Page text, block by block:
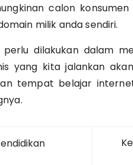
calon
milik anda sendiri.
dilakukan dalam
yang kita jalankan
tempat belajar